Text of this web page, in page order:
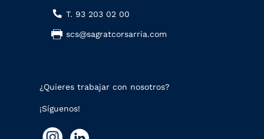
T. 93 203 02 00
scs@sagratcorsarria.com
¿Quieres trabajar con nosotros?
¡Síguenos!